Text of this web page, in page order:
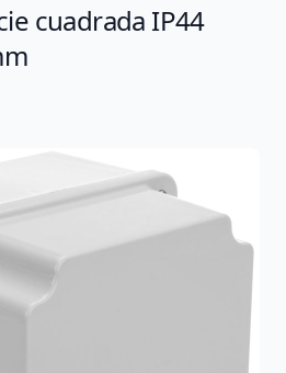
cuadrada IP44